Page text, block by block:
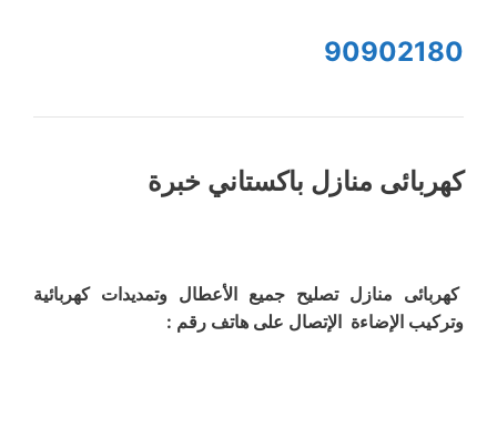
90902180
كهربائى منازل باكستاني خبرة
كهربائى منازل تصليح جميع الأعطال وتمديدات كهربائية
وتركيب الإضاءة الإتصال على هاتف رقم :